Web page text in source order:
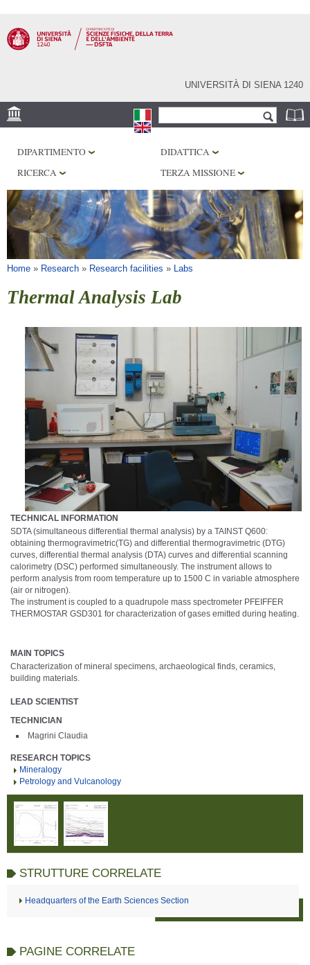
contenuto
principale
UNIVERSITÀ DI SIENA 1240
Form di ricerca
MUSEI
OSSERVATORIO
BIBLIOTECHE
SERVIZI
DIPARTIMENTO
DIDATTICA
RICERCA
TERZA MISSIONE
Tu sei qui
Home » Research » Research facilities » Labs
Thermal Analysis Lab
TECHNICAL INFORMATION
SDTA (simultaneous differential thermal analysis) by a TAINST Q600:
obtaining thermogravimetric(TG) and differential thermogravimetric (DTG)
curves, differential thermal analysis (DTA) curves and differential scanning
calorimetry (DSC) performed simultaneously. The instrument allows to
perform analysis from room temperature up to 1500 C in variable atmosphere
(air or nitrogen).
The instrument is coupled to a quadrupole mass spectrometer PFEIFFER
THERMOSTAR GSD301 for characterization of gases emitted during heating.
MAIN TOPICS
Characterization of mineral specimens, archaeological finds, ceramics,
building materials.
LEAD SCIENTIST
TECHNICIAN
Magrini Claudia
RESEARCH TOPICS
Mineralogy
Petrology and Vulcanology
STRUTTURE CORRELATE
Headquarters of the Earth Sciences Section
PAGINE CORRELATE